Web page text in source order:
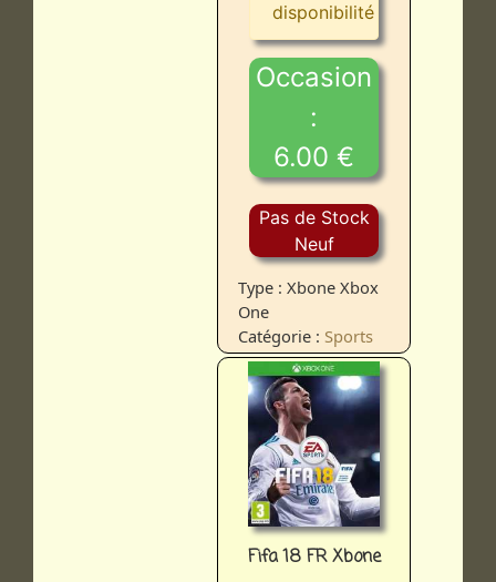
disponibilité
Occasion
:
6.00 €
Pas de Stock
Neuf
Type : Xbone Xbox
One
Catégorie : Sports
Fifa 18 FR Xbone